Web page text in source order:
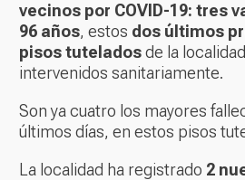
vecinos por COVID-19: tres
96 años, estos dos últimos
pisos tuteladosde la
intervenidos sanitariamente.
Son ya cuatro los mayores
últimos días, en estos pisos
La localidad ha registrado 2